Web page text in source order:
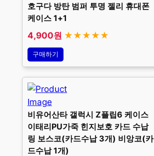
호구다 방탄 범퍼 투명 젤리 휴대폰
케이스 1+1
4,900원 ★★★★★
구매하기
비유어산타 갤럭시 Z플립6 케이스
이태리PU가죽 힌지보호 카드 수납
링 보스코(카드수납 3개) 비앙코(카
드수납 1개)